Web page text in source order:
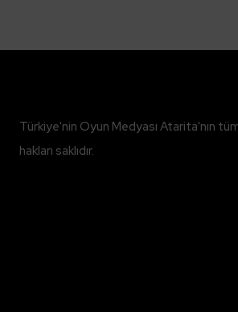
Türkiye'nin Oyun Medyası Atarita'nın
hakları saklıdır.